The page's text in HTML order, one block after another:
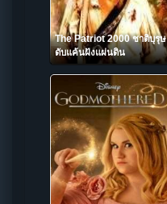
The Patriot 2000 ชาติบุรุษ
ดับแค้นฝังแผ่นดิน